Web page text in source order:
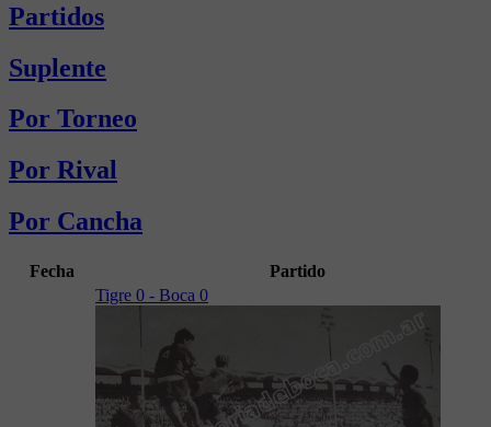
Partidos
Suplente
Por Torneo
Por Rival
Por Cancha
Fecha Partido
Tigre 0 - Boca 0